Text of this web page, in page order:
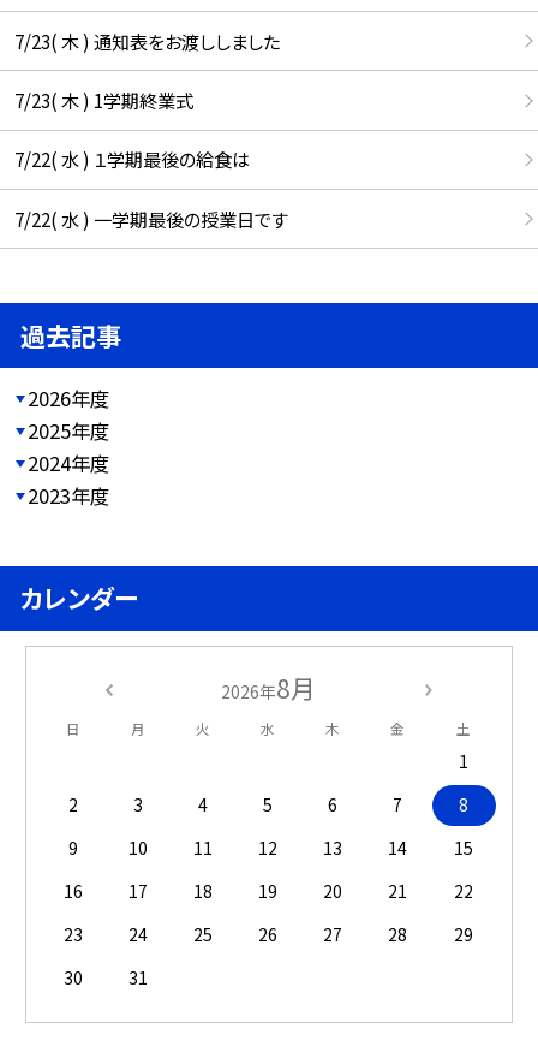
7/23( 木 ) 通知表をお渡ししました
7/23( 木 ) 1学期終業式
7/22( 水 ) １学期最後の給食は
7/22( 水 ) 一学期最後の授業日です
過去記事
2026年度
2025年度
2024年度
2023年度
カレンダー
2026年8月
日 月 火 水 木 金 土
1
2
3 4 5 6 7
8
9
10 11 12 13 14
15
16
17 18 19 20 21
22
23
24 25 26 27 28
29
30
31